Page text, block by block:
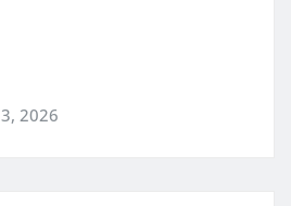
2026